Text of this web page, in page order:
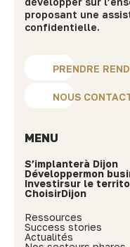
proposant une
confidentielle.
PRENDRE
NOUS
MENU
S’implanterà Dijon
Développermon
Investirsur le
ChoisirDijon
Ressources
Success stories
Actualités